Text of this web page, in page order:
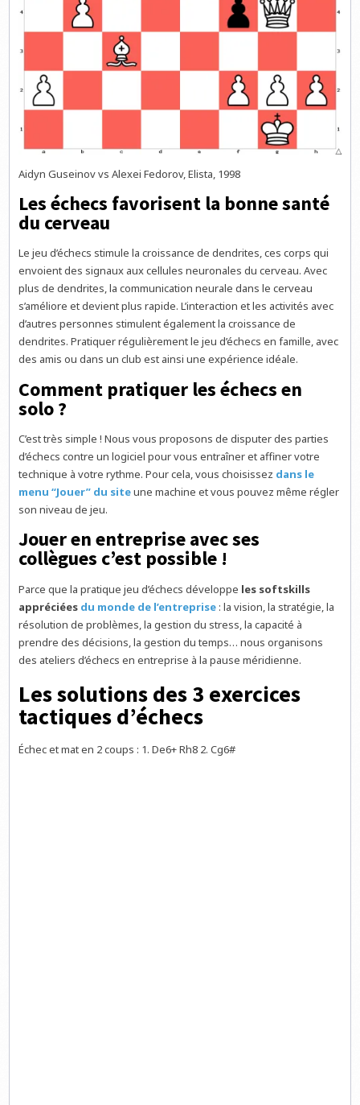
Aidyn Guseinov vs Alexei Fedorov, Elista, 1998
Les échecs favorisent la bonne santé
du cerveau
Le jeu d’échecs stimule la croissance de dendrites, ces corps qui
envoient des signaux aux cellules neuronales du cerveau. Avec
plus de dendrites, la communication neurale dans le cerveau
s’améliore et devient plus rapide. L’interaction et les activités avec
d’autres personnes stimulent également la croissance de
dendrites. Pratiquer régulièrement le jeu d’échecs en famille, avec
des amis ou dans un club est ainsi une expérience idéale.
Comment pratiquer les échecs en
solo ?
C’est très simple ! Nous vous proposons de disputer des parties
d’échecs contre un logiciel pour vous entraîner et affiner votre
technique à votre rythme. Pour cela, vous choisissez dans le
menu “Jouer” du siteune machine et vous pouvez même régler
son niveau de jeu.
Jouer en entreprise avec ses
collègues c’est possible !
Parce que la pratique jeu d’échecs développe les softskills
appréciées du monde de l’entreprise : la vision, la stratégie, la
résolution de problèmes, la gestion du stress, la capacité à
prendre des décisions, la gestion du temps… nous organisons
des ateliers d’échecs en entreprise à la pause méridienne.
Les solutions des 3 exercices
tactiques d’échecs
Échec et mat en 2 coups : 1. De6+ Rh8 2. Cg6#